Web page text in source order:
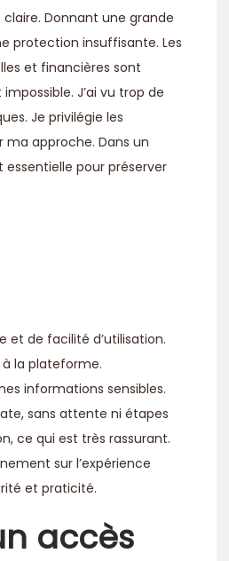
Donnant une grande
protection insuffisante. Les
et financières sont
J’ai vu trop de
Je privilégie les
approche. Dans un
pour préserver
et de facilité d’utilisation.
la plateforme.
informations sensibles.
sans attente ni étapes
ce qui est très rassurant.
sur l’expérience
et praticité.
accès